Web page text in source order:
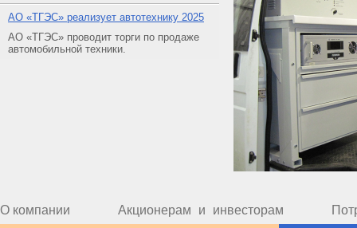
АO «ТГЭС» реализует автотехнику 2025
АО «ТГЭС» проводит торги по продаже
автомобильной техники.
О компании Акционерам и инвесторам